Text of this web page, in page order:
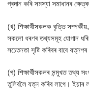
প্ৰদান কৰি সমস্যা সমাধানৰ
(খ) শিক্ষার্থীসকলক বৃত্তি
সকলো ধৰণৰ তথ্যসমূহ যোগান
সচেতনতা সৃষ্টি কৰিবৰ বাবে যত্নপৰ
(গ) শিক্ষাৰ্থীসকলৰ সন্মুখত তথ্য
তুলিবলৈ যত্ন কৰিব লাগে। ইয়াৰ